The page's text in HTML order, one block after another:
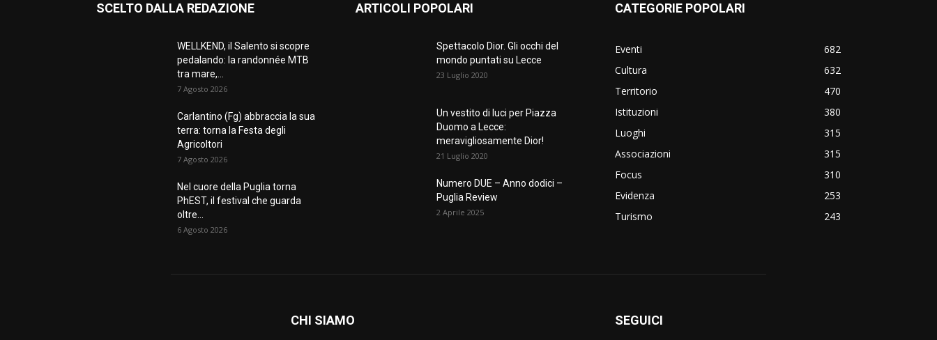
SCELTO DALLA REDAZIONE
WELLKEND, il Salento si scopre
pedalando: la randonnée MTB
tra mare,...
7 Agosto 2026
Carlantino (Fg) abbraccia la sua
terra: torna la Festa degli
Agricoltori
7 Agosto 2026
Nel cuore della Puglia torna
PhEST, il festival che guarda
oltre...
6 Agosto 2026
ARTICOLI POPOLARI
Spettacolo Dior. Gli occhi del
mondo puntati su Lecce
23 Luglio 2020
Un vestito di luci per Piazza
Duomo a Lecce:
meravigliosamente Dior!
21 Luglio 2020
Numero DUE – Anno dodici –
Puglia Review
2 Aprile 2025
CATEGORIE POPOLARI
Eventi
682
Cultura
632
Territorio
470
Istituzioni
380
Luoghi
315
Associazioni
315
Focus
310
Evidenza
253
Turismo
243
CHI SIAMO SEGUICI